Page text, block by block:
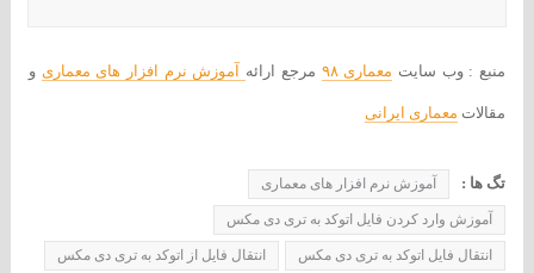
منبع : وب سایت معماری ۹۸ مرجع ارائه آموزش نرم افزار های معماری و
مقالات معماری ایرانی
تگ ها : آموزش نرم افزار های معماری
آموزش وارد کردن فایل اتوکد به تری دی مکس
انتقال فایل اتوکد به تری دی مکس انتقال فایل از اتوکد به تری دی مکس